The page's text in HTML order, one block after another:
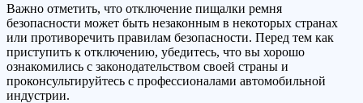
Важно отметить, что отключение пищалки ремня
безопасности может быть незаконным в некоторых странах
или противоречить правилам безопасности. Перед тем как
приступить к отключению, убедитесь, что вы хорошо
ознакомились с законодательством своей страны и
проконсультируйтесь с профессионалами автомобильной
индустрии.